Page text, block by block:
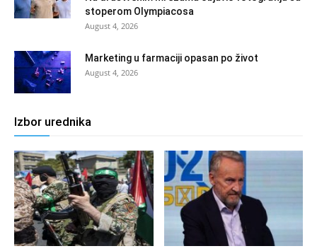
stoperom Olympiacosa
August 4, 2026
Marketing u farmaciji opasan po život
August 4, 2026
Izbor urednika